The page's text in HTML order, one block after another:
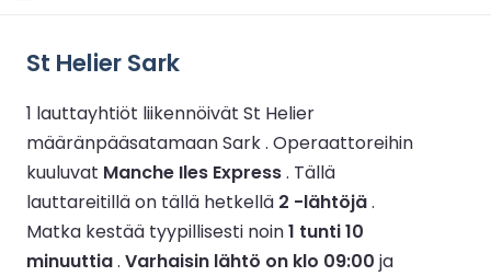
St Helier Sark
1 lauttayhtiöt liikennöivät St Helier
määränpääsatamaan Sark . Operaattoreihin
kuuluvat Manche Iles Express. Tällä
lauttareitillä on tällä hetkellä 2 -lähtöjä.
Matka kestää tyypillisesti noin1 tunti 10
minuuttia. Varhaisin lähtö on klo 09:00 ja